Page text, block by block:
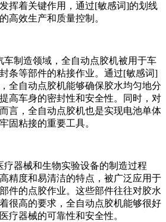
挥着关键作用，通过[敏感词]的划线
高效生产和质量控制。
车制造领域，全自动点胶机被用于车
条等部件的粘接作业。通过[敏感词]
全自动点胶机能够确保胶水均匀地分
高车身的密封性和安全性。同时，对
言，全自动点胶机也是实现电池单体
固粘接的重要工具。
疗器械和生物实验设备的制造过程
精度和易清洁的特点，被广泛应用于
件的点胶作业。这些部件往往对胶水
很高的要求，全自动点胶机能够很好
疗器械的可靠性和安全性。